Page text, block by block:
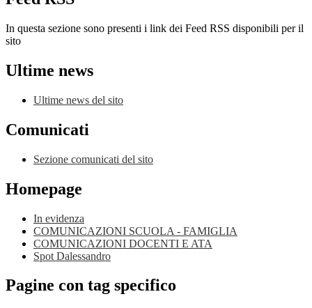
In questa sezione sono presenti i link dei Feed RSS disponibili per il
sito
Ultime news
Ultime news del sito
Comunicati
Sezione comunicati del sito
Homepage
In evidenza
COMUNICAZIONI SCUOLA - FAMIGLIA
COMUNICAZIONI DOCENTI E ATA
Spot Dalessandro
Pagine con tag specifico